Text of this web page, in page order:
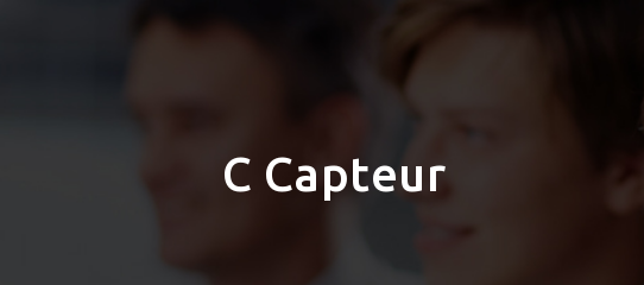
C Capteur